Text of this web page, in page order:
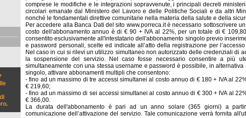
comprese le modifiche e le integrazioni sopravvenute, i principali decreti
circolari emanate dal Ministero del Lavoro e delle Politiche Sociali e da altri
nonché le fondamentali direttive comunitarie nella materia della salute e della
Per accedere alla Banca Dati del sito www.porreca.it è necessario sottoscrivere un
costo dell'abbonamento annuo è di € 90 + IVA al 22%, per un totale di €
consentito esclusivamente all'intestatario dell'abbonamento singolo previo
e password personali, scelte ed indicate all’atto della registrazione per
Nel caso in cui si rilevi un utilizzo simultaneo non autorizzato delle credenziali di
la sospensione del servizio. Nel caso fosse necessario consentire a più
simultaneamente con una stessa username e password è possibile, in alternativa
singolo, attivare abbonamenti multipli che consentono:
- fino ad un massimo di tre accessi simultanei al costo annuo di € 180 + IVA al
€ 219,60;
- fino ad un massimo di sei accessi simultanei al costo annuo di € 300 + IVA al
€ 366,00.
La durata dell'abbonamento è pari ad un anno solare (365 giorni) a
comunicazione dell’attivazione del servizio. Tale comunicazione verrà fornita